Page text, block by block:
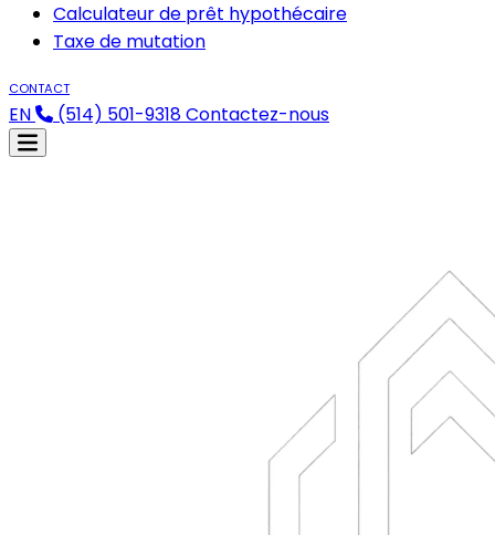
Calculateur de prêt hypothécaire
Taxe de mutation
CONTACT
EN (514) 501-9318Contactez-nous